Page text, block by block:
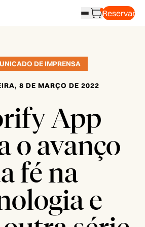
Reservar
DE IMPRENSA
8 DE MARÇO DE 2022
App
o avanço
fé na
e